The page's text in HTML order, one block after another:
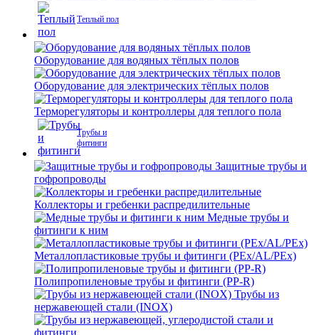
Теплый пол
Оборудование для водяных тёплых полов
Оборудование для электрических тёплых полов
Терморегуляторы и контроллеры для теплого пола
Трубы и
фитинги
Защитные трубы и
гофропроводы
Коллекторы и гребенки распредилительные
Медные трубы и
фитинги к ним
Металлопластиковые трубы и фитинги (PEx/AL/PEx)
Полипропиленовые трубы и фитинги (PP-R)
Трубы из
нержавеющей стали (INOX)